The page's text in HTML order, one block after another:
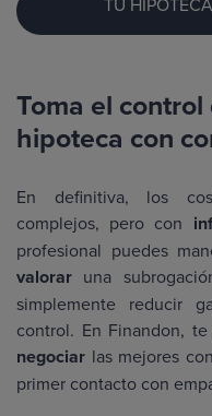
Toma el
hipoteca con
En definitiva, los
complejos, pero con
profesional puedes
valorar una
simplemente reducir
control. En Finandon,
negociar las mejores
primer contacto con